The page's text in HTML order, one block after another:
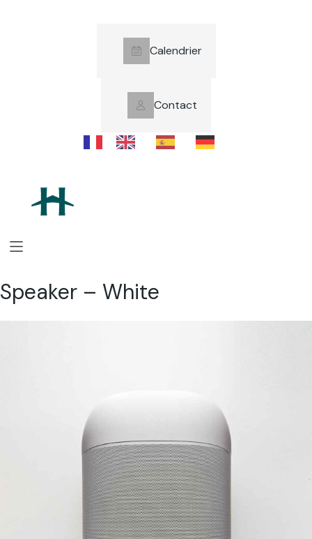
Calendrier
Contact
Speaker – White